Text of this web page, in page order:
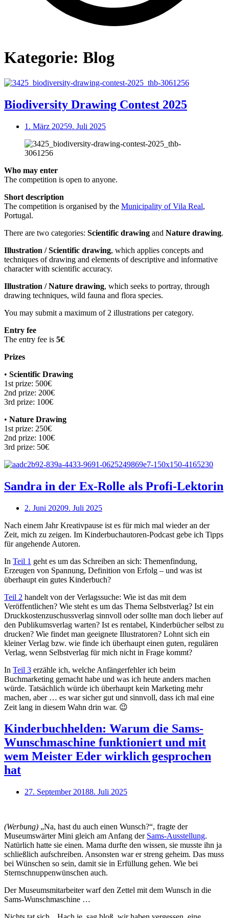
Kategorie: Blog
Open
Biodiversity Drawing Contest 2025
1. März 20259. Juli 2025
Who may enter
The competition is open to anyone.
Short description
The competition is organised by the Municipality of Vila Real,
Portugal.
There are two categories: Scientific drawing and Nature drawing.
Illustration / Scientific drawing, which applies concepts and
techniques of drawing and elements of descriptive and informative
character with scientific accuracy.
Illustration / Nature drawing, which seeks to portray, through
drawing techniques, wild fauna and flora species.
You may submit a maximum of 2 illustrations per category.
Entry fee
The entry fee is 5€
Prizes
• Scientific Drawing
1st prize: 500€
2nd prize: 200€
3rd prize: 100€
• Nature Drawing
1st prize: 250€
2nd prize: 100€
3rd prize: 50€
Open
Sandra in der Ex-Rolle als Profi-Lektorin
2. Juni 20209. Juli 2025
Nach einem Jahr Kreativpause ist es für mich mal wieder an der
Zeit, mich zu zeigen. Im Kinderbuchautoren-Podcast gebe ich Tipps
für angehende Autoren.
In Teil 1 geht es um das Schreiben an sich: Themenfindung,
Erzeugen von Spannung, Definition von Erfolg – und was ist
überhaupt ein gutes Kinderbuch?
Teil 2 handelt von der Verlagssuche: Wie ist das mit dem
Veröffentlichen? Wie steht es um das Thema Selbstverlag? Ist ein
Druckkostenzuschussverlag sinnvoll oder sollte man doch lieber auf
den Publikumsverlag warten? Ist es rentabel, Kinderbücher selbst zu
drucken? Wie findet man geeignete Illustratoren? Lohnt sich ein
kleiner Verlag bzw. wie finde ich überhaupt einen guten, regulären
Verlag, wenn Selbstverlag für mich nicht in Frage kommt?
In Teil 3 erzähle ich, welche Anfängerfehler ich beim
Buchmarketing gemacht habe und was ich heute anders machen
würde. Tatsächlich würde ich überhaupt kein Marketing mehr
machen, aber … es war sicher gut und sinnvoll, dass ich mal eine
Zeit lang in diesem Wahn drin war. 😉
Kinderbuchhelden: Warum die Sams-
Wunschmaschine funktioniert und mit
wem Meister Eder wirklich gesprochen
hat
27. September 20188. Juli 2025
(Werbung) „Na, hast du auch einen Wunsch?“, fragte der
Museumswärter Mini gleich am Anfang der Sams-Ausstellung.
Natürlich hatte sie einen. Mama durfte den wissen, sie musste ihn ja
schließlich aufschreiben. Ansonsten war er streng geheim. Das muss
bei Wünschen so sein, damit sie in Erfüllung gehen. Wie bei
Sternschnuppenwünschen auch.
Der Museumsmitarbeiter warf den Zettel mit dem Wunsch in die
Sams-Wunschmaschine …